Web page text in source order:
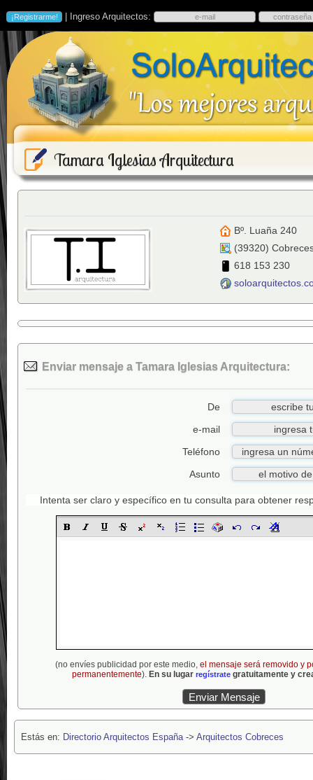
| Ingreso Arquitectos:
Tamara Iglesias Arquitectura
Bº. Luaña 240
(39320)
618 153 230
Enviar mensaje a Tamara Iglesias Arquitectura:
De
e-mail
Teléfono
Asunto
Intenta ser claro y específico en tu consulta para obtener
(no envíes publicidad por este medio, el mensaje será removido y
permanentemente). En su lugar regístrategratuitamente y
Estás en: Directorio Arquitectos España-> Arquitectos Cobreces